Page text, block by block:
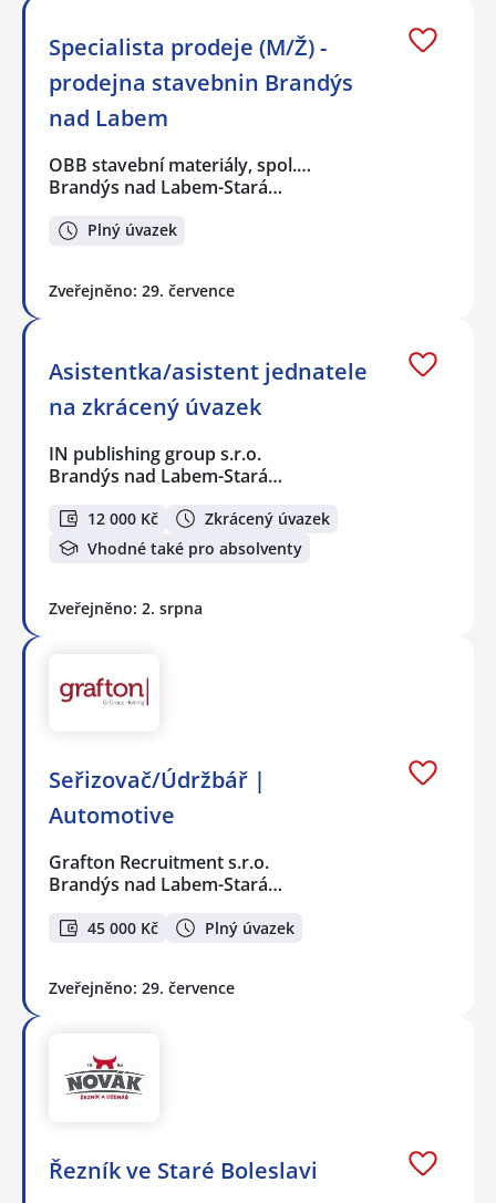
Specialista prodeje (M/Ž) -
prodejna stavebnin Brandýs
nad Labem
OBB stavební materiály, spol.…
Brandýs nad Labem-Stará…
Plný úvazek
Zveřejněno: 29. července
Asistentka/asistent jednatele
na zkrácený úvazek
IN publishing group s.r.o.
Brandýs nad Labem-Stará…
12 000 Kč
Zkrácený úvazek
Vhodné také pro absolventy
Zveřejněno: 2. srpna
Seřizovač/Údržbář |
Automotive
Grafton Recruitment s.r.o.
Brandýs nad Labem-Stará…
45 000 Kč Plný úvazek
Zveřejněno: 29. července
Řezník ve Staré Boleslavi